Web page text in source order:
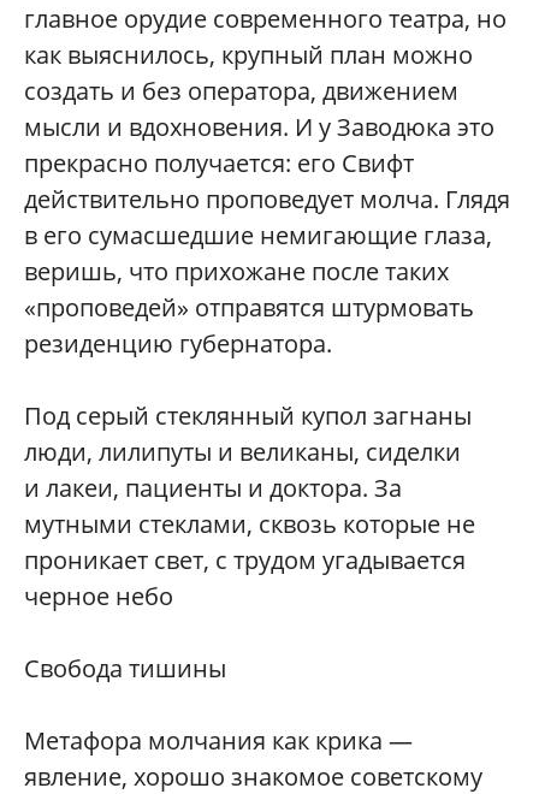
главное орудие современного театра, но
как выяснилось, крупный план можно
создать и без оператора, движением
мысли и вдохновения. И у Заводюка это
прекрасно получается: его Свифт
действительно проповедует молча. Глядя
в его сумасшедшие немигающие глаза,
веришь, что прихожане после таких
«проповедей» отправятся штурмовать
резиденцию губернатора.
Под серый стеклянный купол загнаны
люди, лилипуты и великаны, сиделки
и лакеи, пациенты и доктора. За
мутными стеклами, сквозь которые не
проникает свет, с трудом угадывается
черное небо
Свобода тишины
Метафора молчания как крика —
явление, хорошо знакомое советскому